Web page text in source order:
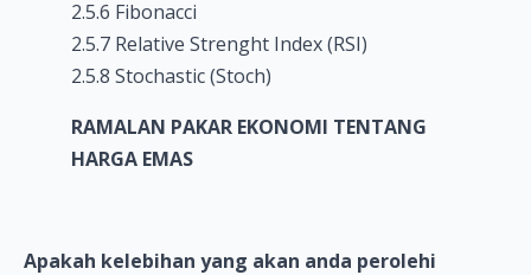
2.5.6 Fibonacci
2.5.7 Relative Strenght Index (RSI)
2.5.8 Stochastic (Stoch)
RAMALAN PAKAR EKONOMI TENTANG
HARGA EMAS
Apakah kelebihan yang akan anda perolehi